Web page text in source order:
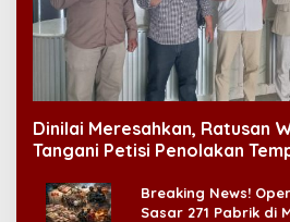
Dinilai Meresahkan, Ratusan
Tangani Petisi Penolakan
Breaking News!
Sasar 271 Pabrik di